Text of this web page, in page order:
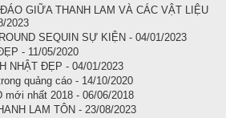
GIỮA THANH LAM VÀ CÁC VẬT LIỆU
2023
SEQUIN SỰ KIỆN - 04/01/2023
- 11/05/2020
NHẬT ĐẸP - 04/01/2023
quảng cáo - 14/10/2020
mới nhất 2018 - 06/06/2018
LAM TÔN - 23/08/2023